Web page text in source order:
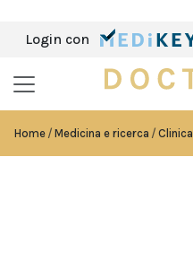
Login con
Home Medicina e ricerca Clinica